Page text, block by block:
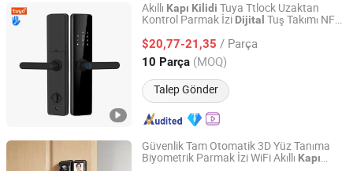
Akıllı Kapı Kilidi Tuya Ttlock Uzaktan
Kontrol Parmak İzi Dijital Tuş Takımı NFC
$20,77-21,35 / Parça
10 Parça (MOQ)
Talep Gönder
Jiangxi krovi Information Technology Co., Ltd.
Jiangxi, China Fiyat 2025
Güvenlik Tam Otomatik 3D Yüz Tanıma
Biyometrik Parmak İzi WiFi Akıllı Kapı
Jiangxi krovi Information Technology Co., Ltd.